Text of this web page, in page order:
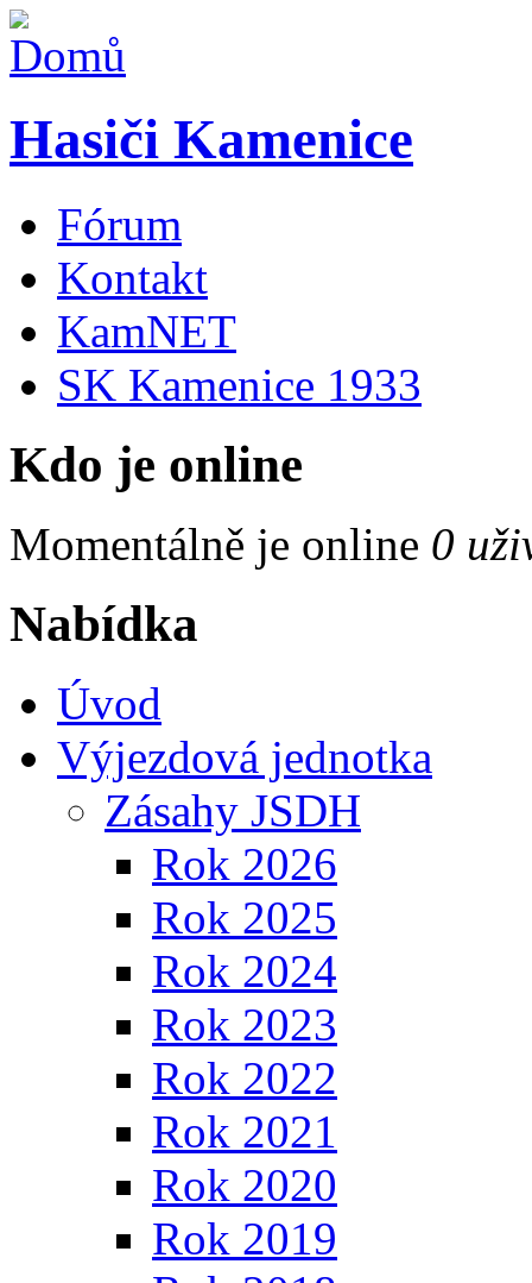
Hasiči Kamenice
Fórum
Kontakt
KamNET
SK Kamenice 1933
Kdo je online
Momentálně je online 0
Nabídka
Úvod
Výjezdová jednotka
Zásahy JSDH
Rok 2026
Rok 2025
Rok 2024
Rok 2023
Rok 2022
Rok 2021
Rok 2020
Rok 2019